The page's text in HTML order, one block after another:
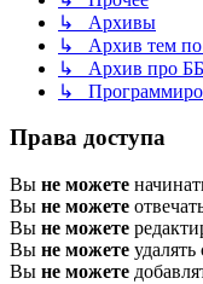
↳ Архивы
↳ Архив тем
↳ Архив про
↳
Права доступа
Вы не можете
Вы не можете
Вы не можете
Вы не можете
Вы не можете